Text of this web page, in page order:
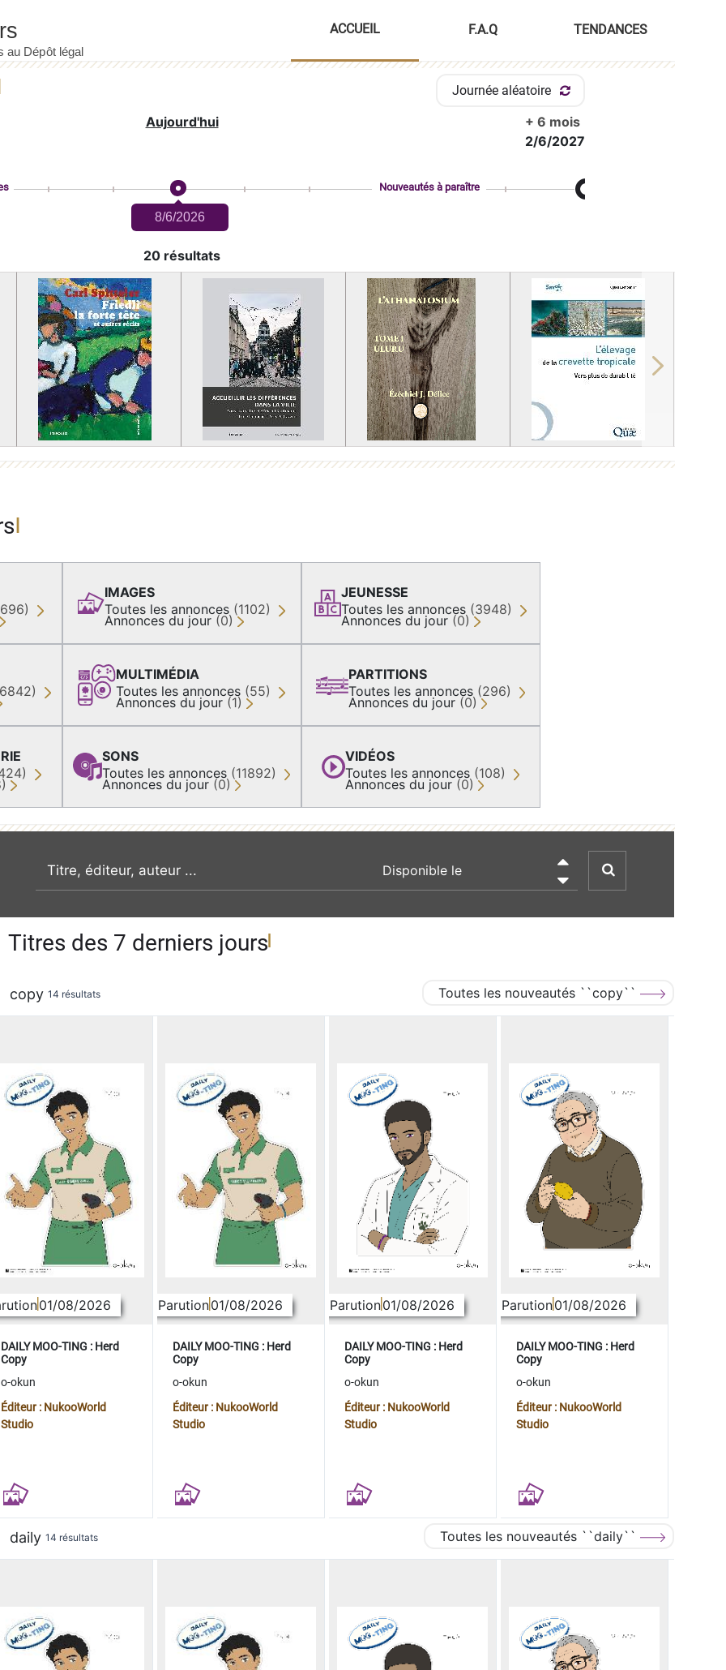
ACCUEIL F.A.Q TENDANCES
Journée aléatoire
Aujourd'hui
+ 6 mois
2/6/2027
8/6/2026
Nouveautés à paraître
20 résultats
Next
IMAGES
Toutes les annonces (1102)
Annonces du jour (0)
MULTIMÉDIA
Toutes les annonces (55)
Annonces du jour (1)
SONS
Toutes les annonces (11892)
Annonces du jour (0)
JEUNESSE
Toutes les annonces (3948)
Annonces du jour (0)
PARTITIONS
Toutes les annonces (296)
Annonces du jour (0)
VIDÉOS
Toutes les annonces (108)
Annonces du jour (0)
recherche par mot clé

Titres des 7 derniers jours
copy 14 résultats Toutes les nouveautés ``copy``
01/08/2026
DAILY MOO-TING : Herd
Copy
o-okun
Éditeur : NukooWorld
Studio
Parution01/08/2026
DAILY MOO-TING : Herd
Copy
o-okun
Éditeur : NukooWorld
Studio
Parution01/08/2026
DAILY MOO-TING : Herd
Copy
o-okun
Éditeur : NukooWorld
Studio
Parution01/08/2026
DAILY MOO-TING : Herd
Copy
o-okun
Éditeur : NukooWorld
Studio
daily 14 résultats Toutes les nouveautés ``daily``